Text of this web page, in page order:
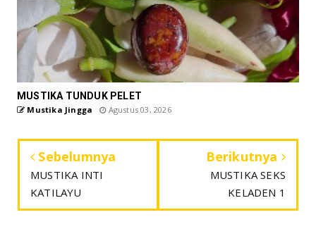
MUSTIKA TUNDUK PELET
Mustika Jingga Agustus 03, 2026
Sebelumnya
MUSTIKA INTI
KATILAYU
Berikutnya
MUSTIKA SEKS
KELADEN 1